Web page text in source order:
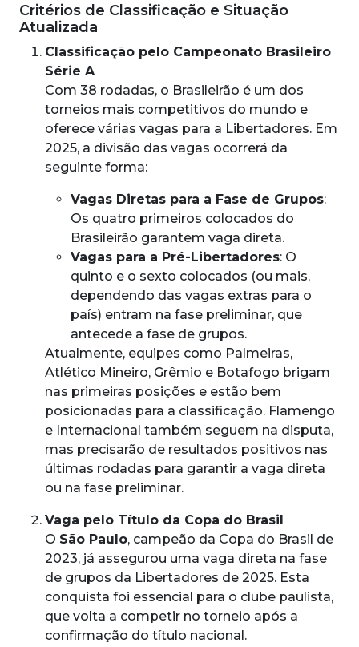
Critérios de Classificação e Situação
Atualizada
Classificação pelo Campeonato Brasileiro
Série A
Com 38 rodadas, o Brasileirão é um dos
torneios mais competitivos do mundo e
oferece várias vagas para a Libertadores. Em
2025, a divisão das vagas ocorrerá da
seguinte forma:
Vagas Diretas para a Fase de Grupos:
Os quatro primeiros colocados do
Brasileirão garantem vaga direta.
Vagas para a Pré-Libertadores: O
quinto e o sexto colocados (ou mais,
dependendo das vagas extras para o
país) entram na fase preliminar, que
antecede a fase de grupos.
Atualmente, equipes como Palmeiras,
Atlético Mineiro, Grêmio e Botafogo brigam
nas primeiras posições e estão bem
posicionadas para a classificação. Flamengo
e Internacional também seguem na disputa,
mas precisarão de resultados positivos nas
últimas rodadas para garantir a vaga direta
ou na fase preliminar.
Vaga pelo Título da Copa do Brasil
O São Paulo, campeão da Copa do Brasil de
2023, já assegurou uma vaga direta na fase
de grupos da Libertadores de 2025. Esta
conquista foi essencial para o clube paulista,
que volta a competir no torneio após a
confirmação do título nacional.